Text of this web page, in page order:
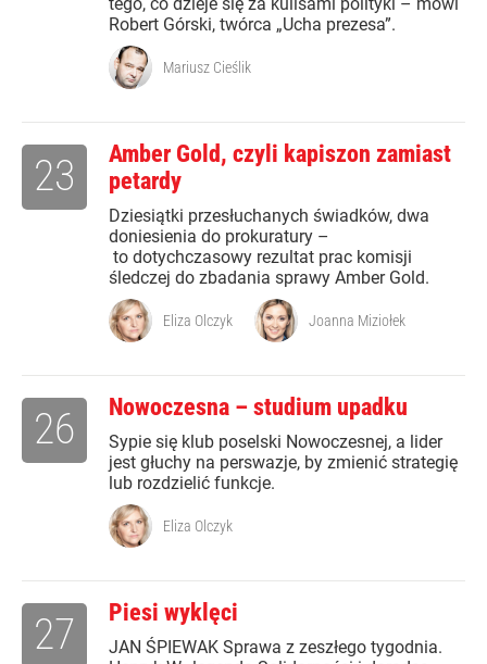
Robert Górski, twórca „Ucha prezesa”.
Mariusz Cieślik
Amber Gold, czyli kapiszon zamiast
petardy
Dziesiątki przesłuchanych świadków, dwa
doniesienia do prokuratury –
to dotychczasowy rezultat prac komisji
śledczej do zbadania sprawy Amber Gold.
23
Eliza Olczyk Joanna Miziołek
Nowoczesna – studium upadku
Sypie się klub poselski Nowoczesnej, a lider
jest głuchy na perswazje, by zmienić strategię
lub rozdzielić funkcje.
26
Eliza Olczyk
Piesi wyklęci
JAN ŚPIEWAK Sprawa z zeszłego tygodnia.
27